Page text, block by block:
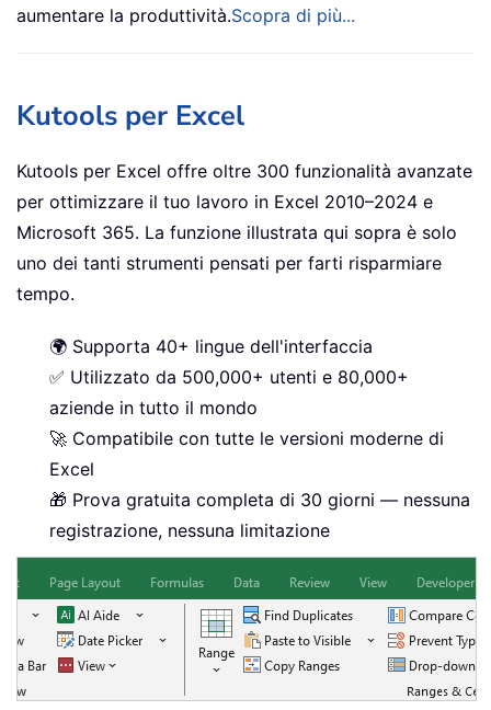
aumentare la produttività.Scopra di più...
Kutools per Excel
Kutools per Excel offre oltre 300 funzionalità avanzate
per ottimizzare il tuo lavoro in Excel 2010–2024 e
Microsoft 365. La funzione illustrata qui sopra è solo
uno dei tanti strumenti pensati per farti risparmiare
tempo.
🌍 Supporta 40+ lingue dell'interfaccia
✅ Utilizzato da 500,000+ utenti e 80,000+
aziende in tutto il mondo
🚀 Compatibile con tutte le versioni moderne di
Excel
🎁 Prova gratuita completa di 30 giorni — nessuna
registrazione, nessuna limitazione